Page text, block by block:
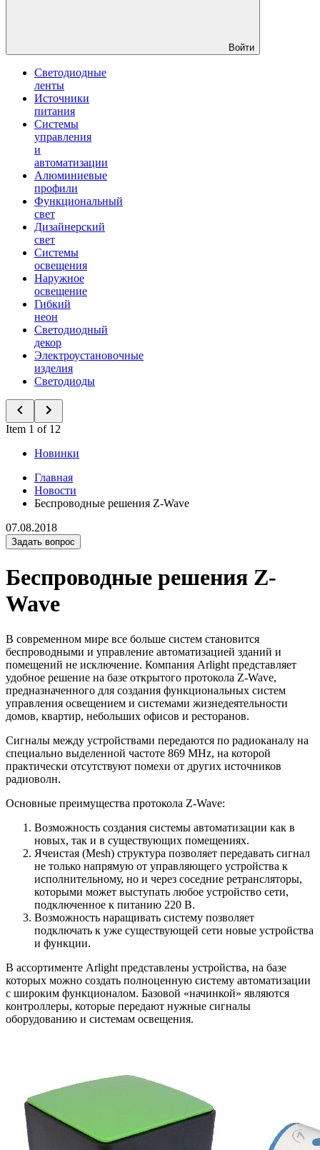
Войти
Светодиодные
ленты
Источники
питания
Системы
управления
и
автоматизации
Алюминиевые
профили
Функциональный
свет
Дизайнерский
свет
Системы
освещения
Наружное
освещение
Гибкий
неон
Светодиодный
декор
Электроустановочные
изделия
Светодиоды
Item 1 of 12
Новинки
Главная
Новости
Беспроводные решения Z-Wave
07.08.2018
Задать вопрос
Беспроводные решения Z-
Wave
В современном мире все больше систем становится
беспроводными и управление автоматизацией зданий и
помещений не исключение. Компания Arlight представляет
удобное решение на базе открытого протокола Z-Wave,
предназначенного для создания функциональных систем
управления освещением и системами жизнедеятельности
домов, квартир, небольших офисов и ресторанов.
Сигналы между устройствами передаются по радиоканалу на
специально выделенной частоте 869 MHz, на которой
практически отсутствуют помехи от других источников
радиоволн.
Основные преимущества протокола Z-Wave:
Возможность создания системы автоматизации как в
новых, так и в существующих помещениях.
Ячеистая (Mesh) структура позволяет передавать сигнал
не только напрямую от управляющего устройства к
исполнительному, но и через соседние ретрансляторы,
которыми может выступать любое устройство сети,
подключенное к питанию 220 В.
Возможность наращивать систему позволяет
подключать к уже существующей сети новые устройства
и функции.
В ассортименте Arlight представлены устройства, на базе
которых можно создать полноценную систему автоматизации
с широким функционалом. Базовой «начинкой» являются
контроллеры, которые передают нужные сигналы
оборудованию и системам освещения.